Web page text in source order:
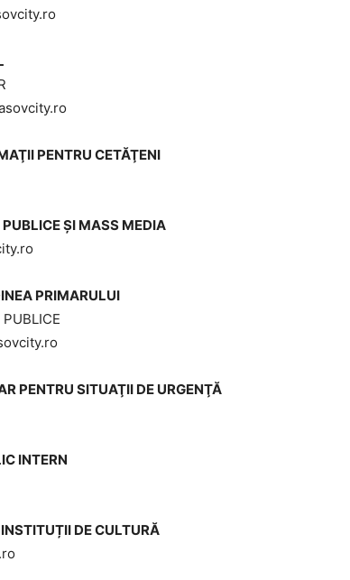
PENTRU CETĂŢENI
ŞI MASS MEDIA
PRIMARULUI
PENTRU SITUAŢII DE URGENŢĂ
INTERN
DE CULTURĂ